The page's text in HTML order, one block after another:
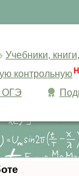
Учебники,
контрольную
ОГЭ